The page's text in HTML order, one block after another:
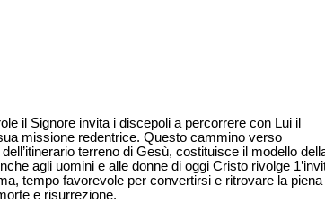
il Signore invita i discepoli a percorrere con Lui il
missione redentrice. Questo cammino verso
terreno di Gesù, costituisce il modello
agli uomini e alle donne di oggi Cristo rivolge
tempo favorevole per convertirsi e ritrovare la piena
e risurrezione.